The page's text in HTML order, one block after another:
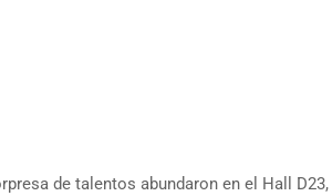
de talentos abundaron en el Hall D23,